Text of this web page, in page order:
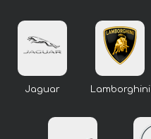
Jaguar Lamborghini